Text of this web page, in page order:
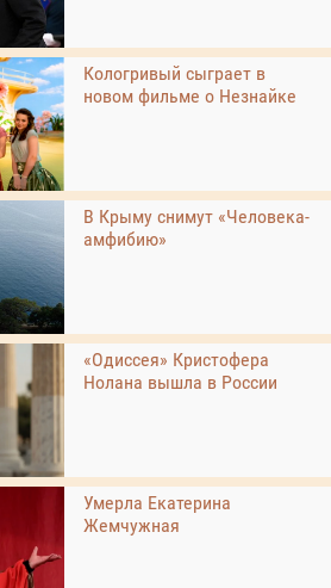
Кологривый сыграет в
новом фильме о Незнайке
В Крыму снимут «Человека-
амфибию»
«Одиссея» Кристофера
Нолана вышла в России
Умерла Екатерина
Жемчужная